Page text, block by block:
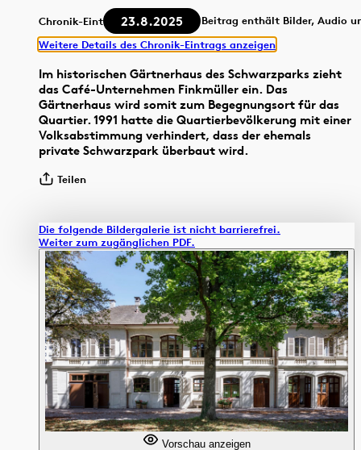
Chronik-Eintrag 23.8.2025
Beitrag enthält Bilder, Audio
Weitere Details des Chronik-Eintrags anzeigen
Im historischen Gärtnerhaus des Schwarzparks zieht
das Café-Unternehmen Finkmüller ein. Das
Gärtnerhaus wird somit zum Begegnungsort für das
Quartier. 1991 hatte die Quartierbevölkerung mit einer
Volksabstimmung verhindert, dass der ehemals
private Schwarzpark überbaut wird.
Teilen
Die folgende Bildergalerie ist nicht barrierefrei.
Weiter zum zugänglichen PDF.
Vorschau anzeigen